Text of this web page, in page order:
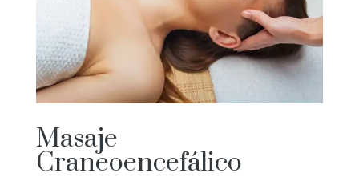
Masaje
Craneoencefálico